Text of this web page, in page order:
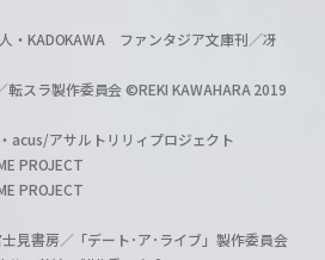
KADOKAWA ファンタジア文庫刊／冴
スラ製作委員会 ©REKI KAWAHARA 2019
acus/アサルトリリィプロジェクト
PROJECT
PROJECT
見書房／「デート･ア･ライブ」製作委員会